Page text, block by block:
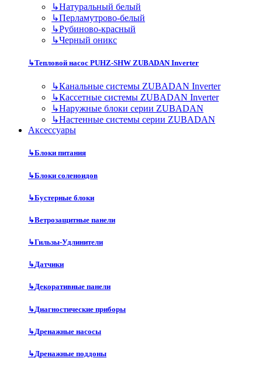
↳Натуральный белый
↳Перламутрово-белый
↳Рубиново-красный
↳Черный оникс
↳Тепловой насос PUHZ-SHW ZUBADAN Inverter
↳Канальные системы ZUBADAN Inverter
↳Кассетные системы ZUBADAN Inverter
↳Наружные блоки серии ZUBADAN
↳Настенные системы серии ZUBADAN
Аксесcуары
↳Блоки питания
↳Блоки соленоидов
↳Бустерные блоки
↳Ветрозащитные панели
↳Гильзы-Удлинители
↳Датчики
↳Декоративные панели
↳Диагностические приборы
↳Дренажные насосы
↳Дренажные поддоны